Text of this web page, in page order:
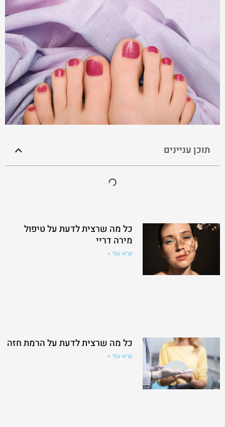
תוכן עניינים
כל מה שרצית לדעת על טיפול
מירה דריי
קרא עוד »
כל מה שרצית לדעת על הרמת חזה
קרא עוד »